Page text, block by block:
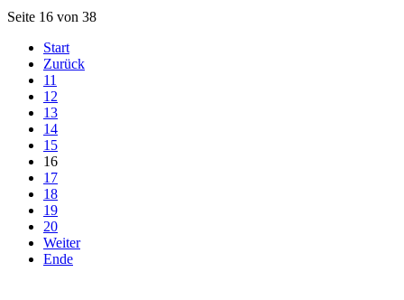
Seite 16 von 38
Start
Zurück
11
12
13
14
15
16
17
18
19
20
Weiter
Ende